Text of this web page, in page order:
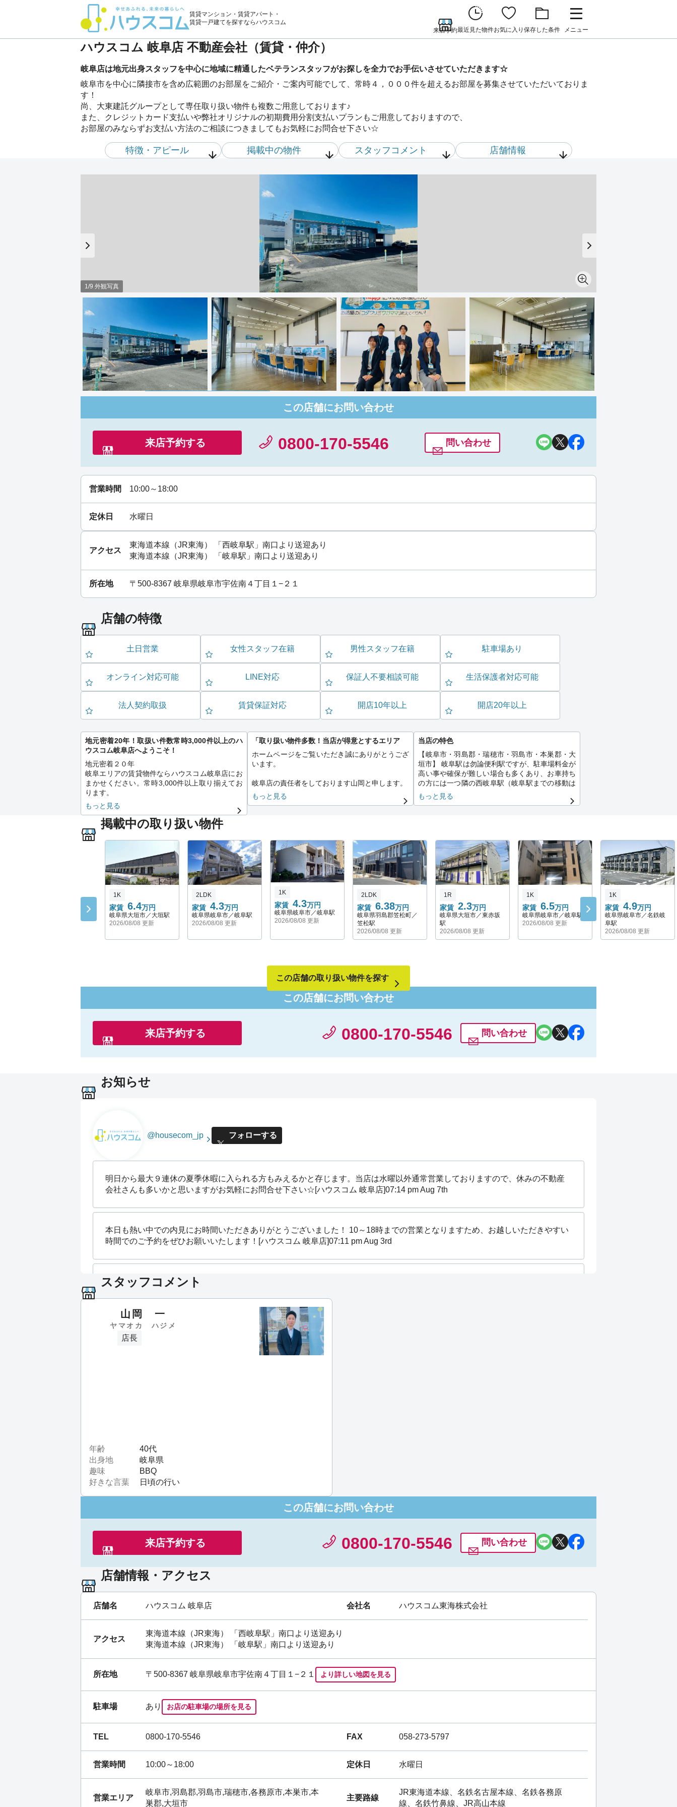
賃貸マンション・賃貸アパート・
賃貸一戸建てを探すならハウスコム
来店予約最近見た物件お気に入り 保存した条件 メニュー
ハウスコム 岐阜店 不動産会社（賃貸・仲介）
岐阜店は地元出身スタッフを中心に地域に精通したベテランスタッフがお探しを全力でお手伝いさせていただきます☆
岐阜市を中心に隣接市を含め広範囲のお部屋をご紹介・ご案内可能でして、常時４，０００件を超えるお部屋を募集させていただいておりま
す！
尚、大東建託グループとして専任取り扱い物件も複数ご用意しております♪
また、クレジットカード支払いや弊社オリジナルの初期費用分割支払いプランもご用意しておりますので、
お部屋のみならずお支払い方法のご相談につきましてもお気軽にお問合せ下さい☆
特徴・アピール 掲載中の物件 スタッフ コメント 店舗情報
1/9 外観写真
この店舗にお問い合わせ
来店予約する 0800-170-5546 問い合わせ
営業時間 10:00～18:00
定休日 水曜日
アクセス
東海道本線（JR東海） 「 西岐阜駅 」南口より送迎あり
東海道本線（JR東海）
「 岐阜駅 」南口より送迎あり
所在地 〒500-8367 岐阜県岐阜市宇佐南４丁目１−２１
店舗の特徴
土日営業 女性スタッフ在籍 男性スタッフ在籍 駐車場あり
オンライン対応可能 LINE対応 保証人不要相談可能 生活保護者対応可能
法人契約取扱 賃貸保証対応 開店10年以上 開店20年以上
地元密着20年！取扱い件数常時3,000件以上のハ
ウスコム岐阜店へようこそ！
地元密着２０年
岐阜エリアの賃貸物件ならハウスコム岐阜店にお
まかせください。常時3,000件以上取り揃えてお
ります。
ペットと住める物件、セキュリティーに配慮した
物件、お値打ちに入居出来る物件などお探しの条
件にあわせたお住まいの提案をいたします。
お気軽にお問い合せ下さいませ。
もっと見る
「取り扱い物件多数！当店が得意とするエリア
ホームページをご覧いただき誠にありがとうござ
います。
岐阜店の責任者をしております山岡と申します。
４０代、２児のパパさせてもらってます。
１６年程岐阜エリアにて活動させて頂いており、
あらためまして、当店では岐阜城や鵜飼でも知ら
れた岐阜市を中心に隣接市を含め広範囲のお部屋
をご紹介可能です♪
また、初めてお部屋をお探しになられるお客様も
何度もお引越しを経験されているお客様も地域に
精通したベテランスタッフがご対応させて頂きま
す。
皆様に“楽しく部屋を探すならハウスコム岐阜
店”と思っていただけるような店舗を目指して
気になることがあれば遠慮せず何なりとお聞かせ
下さい！
スタッフ一同お客様のご来店を心よりをお待ちし
ております！
もっと見る
当店の特色
【岐阜市・羽島郡・瑞穂市・羽島市・本巣郡・大
垣市】 岐阜駅は勿論便利駅ですが、駐車場料金が
高い事や確保が難しい場合も多くあり、お車持ち
の方には一つ隣の西岐阜駅（岐阜駅までの移動は
５分以内）や名鉄ですと笠松駅が大変オススメで
す♪また、当店では現在多くの新築やペット飼育
もっと見る
掲載中の取り扱い物件
家賃 6.4万円
1K
岐阜県大垣市／大垣駅
2026/08/08 更新
家賃 4.3万円
2LDK
岐阜県岐阜市／岐阜駅
2026/08/08 更新
家賃 4.3万円
1K
岐阜県岐阜市／岐阜駅
2026/08/08 更新
家賃 6.38万円
2LDK
岐阜県羽島郡笠松町／
笠松駅
2026/08/08 更新
家賃 2.3万円
1R
岐阜県大垣市／東赤坂
駅
2026/08/08 更新
家賃 6.5万円
1K
岐阜県岐阜市／岐阜駅
2026/08/08 更新
家賃 4.9万円
1K
岐阜県岐阜市／名鉄岐
阜駅
2026/08/08 更新
この店舗の取り扱い物件を探す
この店舗にお問い合わせ
来店予約する 0800-170-5546 問い合わせ
お知らせ
@housecom_jp フォローする
明日から最大９連休の夏季休暇に入られる方もみえるかと存じます。当店は水曜以外通常営業しておりますので、休みの不動産
会社さんも多いかと思いますがお気軽にお問合せ下さい☆[ハウスコム 岐阜店]07:14 pm Aug 7th
本日も熱い中での内見にお時間いただきありがとうございました！ 10～18時までの営業となりますため、お越しいただきやすい
時間でのご予約をぜひお願いいたします！[ハウスコム 岐阜店]07:11 pm Aug 3rd
当店は現在水曜定休ですが、夏季休業は無くまた、９月１０月の引越シーズンは定休日も無しとなります☆秋口の引越希望の方
既に９月１０月でのお探しの方より非常に多くのお問合せをいただけております！新築情報も豊富にありますし、新着情報も随
時掲載しておりますが店舗では間に合ってない最新情報まで勿論ご紹介可能です☆[ハウスコム 岐阜店]
スタッフコメント
山岡 一
ヤマオカ ハジメ
店長
年齢
40代
出身地
岐阜県
趣味
BBQ
好きな言葉
日頃の行い
この店舗にお問い合わせ
来店予約する 0800-170-5546 問い合わせ
店舗情報・アクセス
店舗名 ハウスコム 岐阜店 会社名 ハウスコム東海株式会社
アクセス
東海道本線（JR東海） 「 西岐阜駅 」南口より送迎あり
東海道本線（JR東海）
「 岐阜駅 」南口より送迎あり
所在地 〒500-8367 岐阜県岐阜市宇佐南４丁目１−２１ より詳しい地図を見る
駐車場 あり お店の駐車場の場所を見る
TEL 0800-170-5546 FAX 058-273-5797
営業時間 10:00～18:00 定休日 水曜日
営業エリア
岐阜市,羽島郡,羽島市,瑞穂市,各務原市,本巣市,本
巣郡,大垣市
主要路線
JR東海道本線、名鉄名古屋本線、名鉄各務原
線、名鉄竹鼻線、JR高山本線